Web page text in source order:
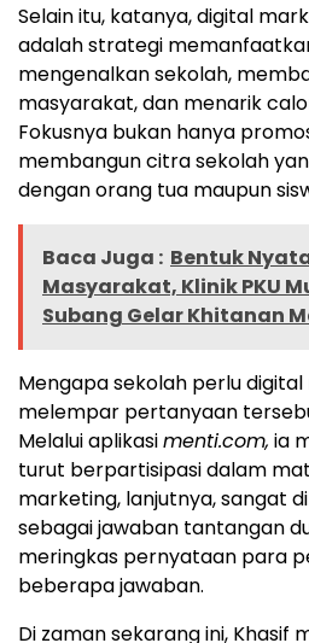
Selain itu, katanya, digital
adalah strategi
mengenalkan sekolah,
masyarakat, dan menarik
Fokusnya bukan hanya
membangun citra sekolah
dengan orang tua maupun
Baca Juga : Bentuk
Masyarakat, Klinik PKU
Subang Gelar Khitanan
Mengapa sekolah perlu
melempar pertanyaan
Melalui aplikasimenti.com, ia
turut berpartisipasi dalam
marketing, lanjutnya, sangat
sebagai jawaban tantangan
meringkas pernyataan para
beberapa jawaban.
Di zaman sekarang ini, Khasif